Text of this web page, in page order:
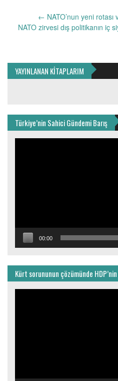
dolaşımı
← NATO’nun yeni
NATO zirvesi dış politikanın iç
YAYINLANAN KİTAPLARIM
Türkiye’nin Sahici Gündemi Barış
00:00
Kürt sorununun çözümünde